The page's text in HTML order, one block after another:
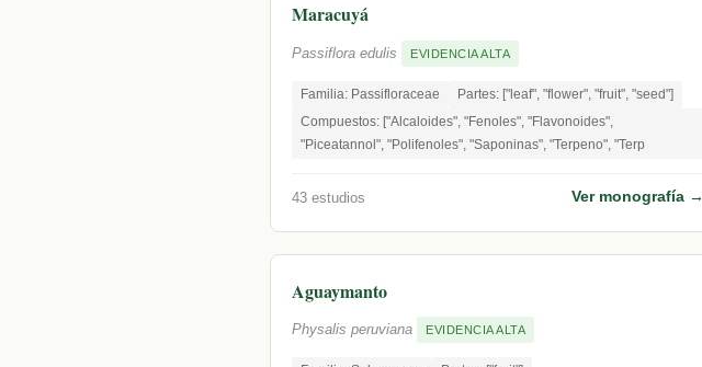
Maracuyá
Passiflora edulis EVIDENCIA ALTA
Familia: Passifloraceae
Partes: ["leaf", "flower", "fruit", "seed"]
Compuestos: ["Alcaloides", "Fenoles", "Flavonoides",
"Piceatannol", "Polifenoles", "Saponinas", "Terpeno", "Terp
43 estudios Ver monografía →
Aguaymanto
Physalis peruviana EVIDENCIA ALTA